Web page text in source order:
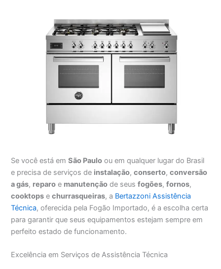
Se você está emSão Paulo ou em qualquer lugar do Brasil
e precisa de serviços de instalação,conserto,conversão
a gás, reparo e manutenção de seusfogões,fornos,
cooktops echurrasqueiras, a Bertazzoni Assistência
Técnica, oferecida pela Fogão Importado, é a escolha certa
para garantir que seus equipamentos estejam sempre em
perfeito estado de funcionamento.
Excelência em Serviços de Assistência Técnica